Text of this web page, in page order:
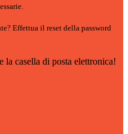
Effettua il reset della password
casella di posta elettronica!